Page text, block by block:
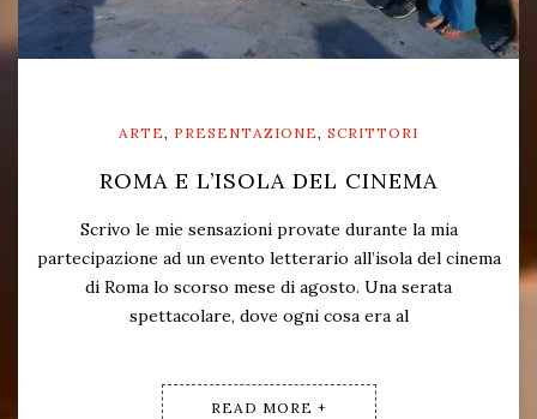
ARTE, PRESENTAZIONE, SCRITTORI
ROMA E L’ISOLA DEL CINEMA
Scrivo le mie sensazioni provate durante la mia
partecipazione ad un evento letterario all’isola del cinema
di Roma lo scorso mese di agosto. Una serata
spettacolare, dove ogni cosa era al
READ MORE +